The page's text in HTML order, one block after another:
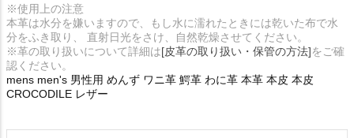
※使用上の注意
本革は水分を嫌いますので、もし水に濡れたときには乾いた布で水
分をふき取り、 直射日光をさけ、自然乾燥させてください。
※革の取り扱いについて詳細は[皮革の取り扱い・保管の方法]をご確
認ください。
mens men's 男性用 めんず ワニ革 鰐革 わに革 本革 本皮 本皮
CROCODILE レザー